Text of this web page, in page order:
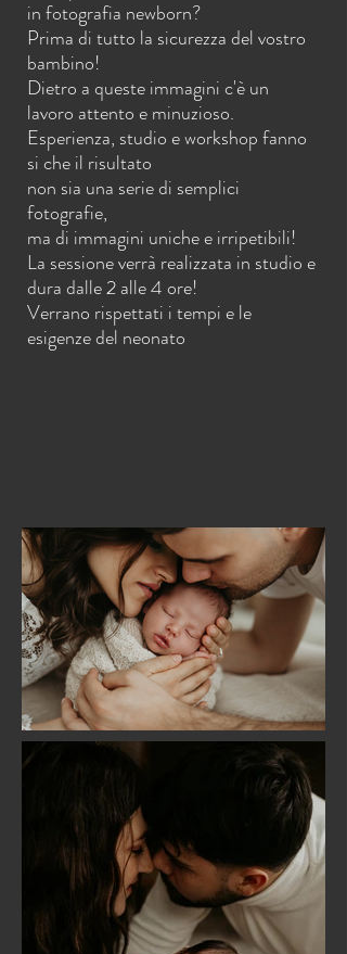
in fotografia newborn?
Prima di tutto la sicurezza del vostro
bambino!
Dietro a queste immagini c'è un
lavoro attento e minuzioso.
Esperienza, studio e workshop fanno
si che il risultato
non sia una serie di semplici
fotografie,
ma di immagini uniche e irripetibili!
La sessione verrà realizzata in studio e
dura dalle 2 alle 4 ore!
Verrano rispettati i tempi e le
esigenze del neonato